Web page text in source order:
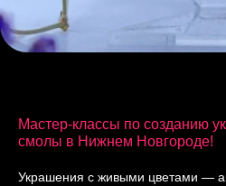
Мастер-классы по созданию
смолы в Нижнем Новгороде!
Украшения с живыми цветами —